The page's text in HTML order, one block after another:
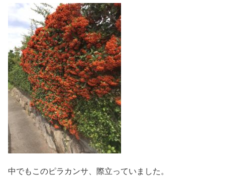
中でもこのピラカンサ、際立っていました。